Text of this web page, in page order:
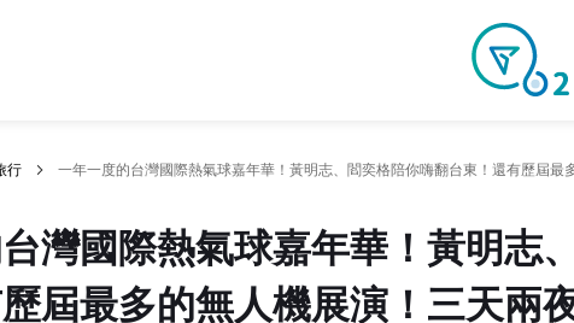
行 一年一度的台灣國際熱氣球嘉年華！黃明志、閻奕格陪你嗨翻台東！還有歷屆最
灣國際熱氣球嘉年華！黃明志
屆最多的無人機展演！三天兩